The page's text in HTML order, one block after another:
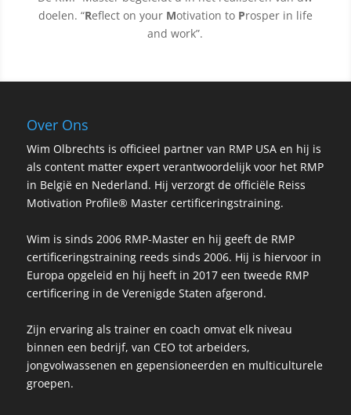
doelen. “Reflect on your Motivation to Prosper in life
and work”.
Over Ons
Wim Olbrechts is officieel partner van RMP USA en hij is
als content matter expert verantwoordelijk voor het RMP
in België en Nederland. Hij verzorgt de officiële Reiss
Motivation Profile® Master certificeringstraining.
Wim is sinds 2006 RMP-Master en hij geeft de RMP
certificeringstraining reeds sinds 2006. Hij is hiervoor in
Europa opgeleid en hij heeft in 2017 een tweede RMP
certificering in de Verenigde Staten afgerond.
Zijn ervaring als trainer en coach omvat elk niveau
binnen een bedrijf, van CEO tot arbeiders,
jongvolwassenen en gepensioneerden en multiculturele
groepen.